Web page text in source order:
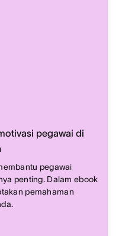
pegawai di
pegawai
penting. Dalam ebook
pemahaman